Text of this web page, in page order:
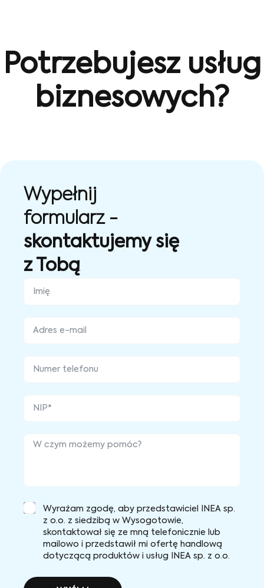
Potrzebujesz usług
biznesowych?
Wypełnij
formularz -
skontaktujemy się
z Tobą
Wyrażam zgodę, aby przedstawiciel INEA sp.
z o.o. z siedzibą w Wysogotowie,
skontaktował się ze mną telefonicznie lub
mailowo i przedstawił mi ofertę handlową
dotyczącą produktów i usług INEA sp. z o.o.